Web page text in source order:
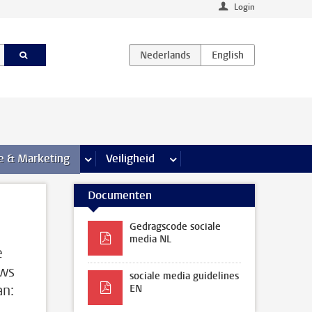
Login
& Marketing meer Communicatie & Marketing pagina’s
Veiligheid meer Veiligheid pagina’s
Documenten
Gedragscode sociale
media NL
sociale media guidelines
EN